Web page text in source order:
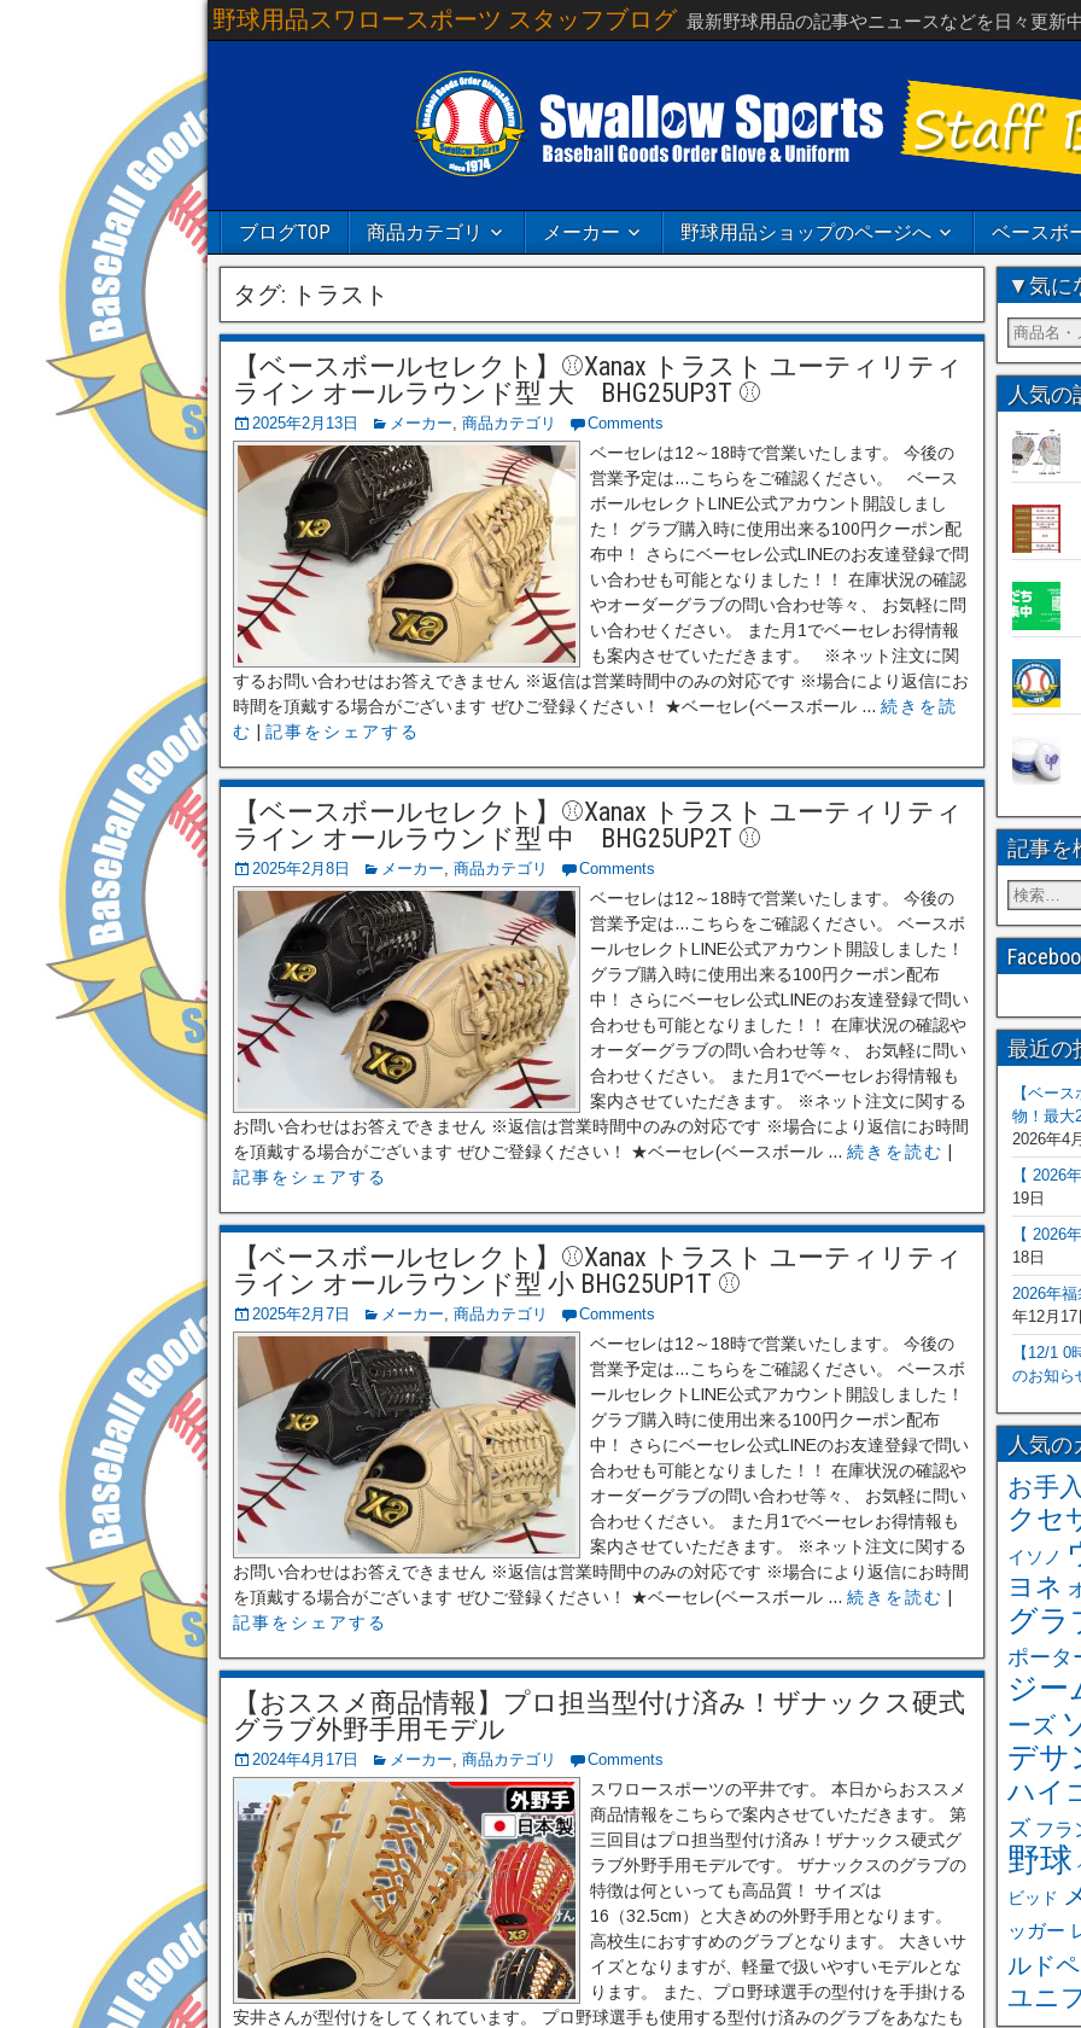
野球用品スワロースポーツ スタッフブログ 最新野球用品の記事やニュースなどを日々更新
ブログTOP 商品カテゴリ メーカー 野球用品ショップのページへ ベースボ
タグ: トラスト
【ベースボールセレクト】⚾Xanax トラスト ユーティリティ
ライン オールラウンド型 大 BHG25UP3T ⚾
2025年2月13日 メーカー, 商品カテゴリ Comments
ベーセレは12～18時で営業いたします。 今後の
営業予定は…こちらをご確認ください。 ベース
ボールセレクトLINE公式アカウント開設しまし
た！ グラブ購入時に使用出来る100円クーポン配
布中！ さらにベーセレ公式LINEのお友達登録で問
い合わせも可能となりました！！ 在庫状況の確認
やオーダーグラブの問い合わせ等々、 お気軽に問
い合わせください。 また月1でベーセレお得情報
も案内させていただきます。 ※ネット注文に関
するお問い合わせはお答えできません ※返信は営業時間中のみの対応です ※場合により返信にお
時間を頂戴する場合がございます ぜひご登録ください！ ★ベーセレ(ベースボール ... 続きを読
む
記事をシェアする
【ベースボールセレクト】⚾Xanax トラスト ユーティリティ
ライン オールラウンド型 中 BHG25UP2T ⚾
2025年2月8日 メーカー, 商品カテゴリ Comments
ベーセレは12～18時で営業いたします。 今後の
営業予定は…こちらをご確認ください。 ベースボ
ールセレクトLINE公式アカウント開設しました！
グラブ購入時に使用出来る100円クーポン配布
中！ さらにベーセレ公式LINEのお友達登録で問い
合わせも可能となりました！！ 在庫状況の確認や
オーダーグラブの問い合わせ等々、 お気軽に問い
合わせください。 また月1でベーセレお得情報も
案内させていただきます。 ※ネット注文に関する
お問い合わせはお答えできません ※返信は営業時間中のみの対応です ※場合により返信にお時間
を頂戴する場合がございます ぜひご登録ください！ ★ベーセレ(ベースボール ... 続きを読む
記事をシェアする
【ベースボールセレクト】⚾Xanax トラスト ユーティリティ
ライン オールラウンド型 小 BHG25UP1T ⚾
2025年2月7日 メーカー, 商品カテゴリ Comments
ベーセレは12～18時で営業いたします。 今後の
営業予定は…こちらをご確認ください。 ベースボ
ールセレクトLINE公式アカウント開設しました！
グラブ購入時に使用出来る100円クーポン配布
中！ さらにベーセレ公式LINEのお友達登録で問い
合わせも可能となりました！！ 在庫状況の確認や
オーダーグラブの問い合わせ等々、 お気軽に問い
合わせください。 また月1でベーセレお得情報も
案内させていただきます。 ※ネット注文に関する
お問い合わせはお答えできません ※返信は営業時間中のみの対応です ※場合により返信にお時間
を頂戴する場合がございます ぜひご登録ください！ ★ベーセレ(ベースボール ... 続きを読む
記事をシェアする
【おススメ商品情報】プロ担当型付け済み！ザナックス硬式
グラブ外野手用モデル
2024年4月17日 メーカー, 商品カテゴリ Comments
スワロースポーツの平井です。 本日からおススメ
商品情報をこちらで案内させていただきます。 第
三回目はプロ担当型付け済み！ザナックス硬式グ
ラブ外野手用モデルです。 ザナックスのグラブの
特徴は何といっても高品質！ サイズは
16（32.5cm）と大きめの外野手用となります。
高校生におすすめのグラブとなります。 大きいサ
イズとなりますが、軽量で扱いやすいモデルとな
ります。 また、プロ野球選手の型付けを手掛ける
安井さんが型付けをしてくれています。 プロ野球選手も使用する型付け済みのグラブをあなたも
▼気に
人気の
記事を
最近の
【ベー
物！最大
2026年4
【 2026
19日
【 2026
18日
2026年
年12月17
【12/1
のお知ら
人気の
お手
クセ
イソノ
ヨネ
グラ
ポータ
ジー
ーズ
デサ
ハイ
ズ フラ
野球
ビッド
ッガー
ルド
ユニ